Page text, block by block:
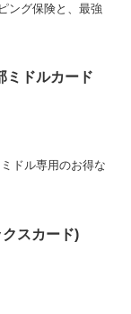
ング保険と、最強
ミドルカード
ドル専用のお得な
スカード)